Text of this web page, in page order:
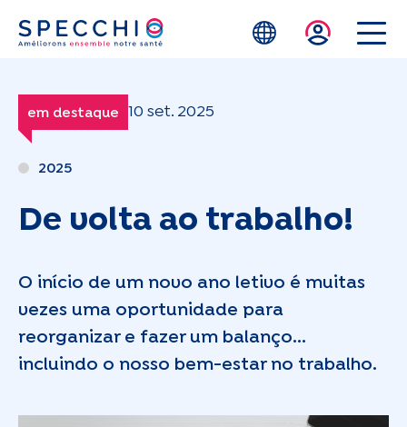
Skip to main content
em destaque 10 set. 2025
2025
De volta ao trabalho!
O início de um novo ano letivo é muitas
vezes uma oportunidade para
reorganizar e fazer um balanço...
incluindo o nosso bem-estar no trabalho.